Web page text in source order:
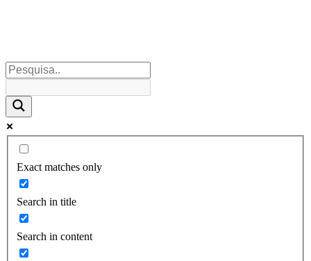
Exact matches only
Search in title
Search in content